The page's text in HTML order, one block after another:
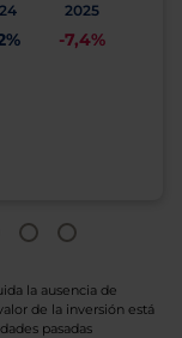
2025
-7,4%
la ausencia de
de la inversión está
pasadas